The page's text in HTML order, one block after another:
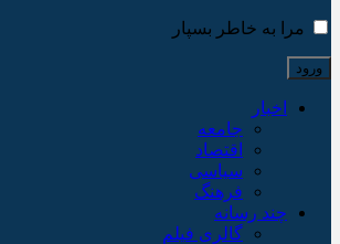
مرا به خاطر بسپار
اخبار
جامعه
اقتصاد
سیاسی
فرهنگ
چند رسانه
گالری فیلم